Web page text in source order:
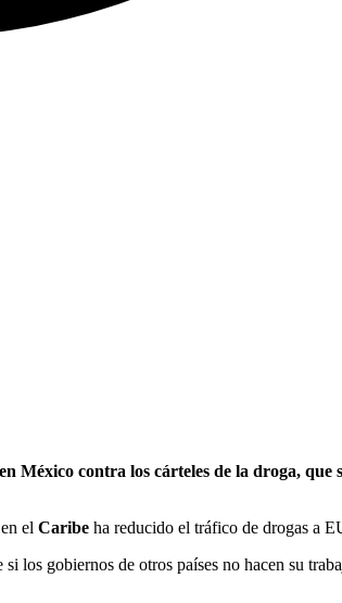
contra los cárteles de la droga, que
el Caribe ha reducido el tráfico de drogas a
los gobiernos de otros países no hacen su